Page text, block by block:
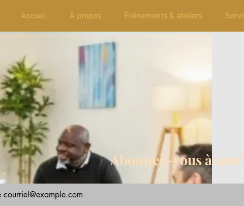
Accueil À propos Événements & ateliers
Abonnez-vous à
*